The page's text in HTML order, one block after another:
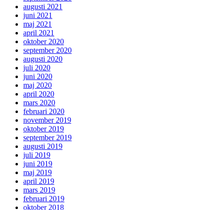
augusti 2021
juni 2021
maj 2021
april 2021
oktober 2020
september 2020
augusti 2020
juli 2020
juni 2020
maj 2020
april 2020
mars 2020
februari 2020
november 2019
oktober 2019
september 2019
augusti 2019
juli 2019
juni 2019
maj 2019
april 2019
mars 2019
februari 2019
oktober 2018